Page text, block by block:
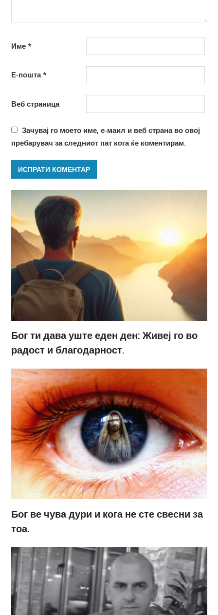
Име *
Е-пошта*
Веб страница
Зачувај го моето име, е-маил и веб страна во овој
пребарувач за следниот пат кога ќе коментирам.
Бог ти дава уште еден ден: Живеј го во
радост и благодарност.
Бог ве чува дури и кога не сте свесни за
тоа.